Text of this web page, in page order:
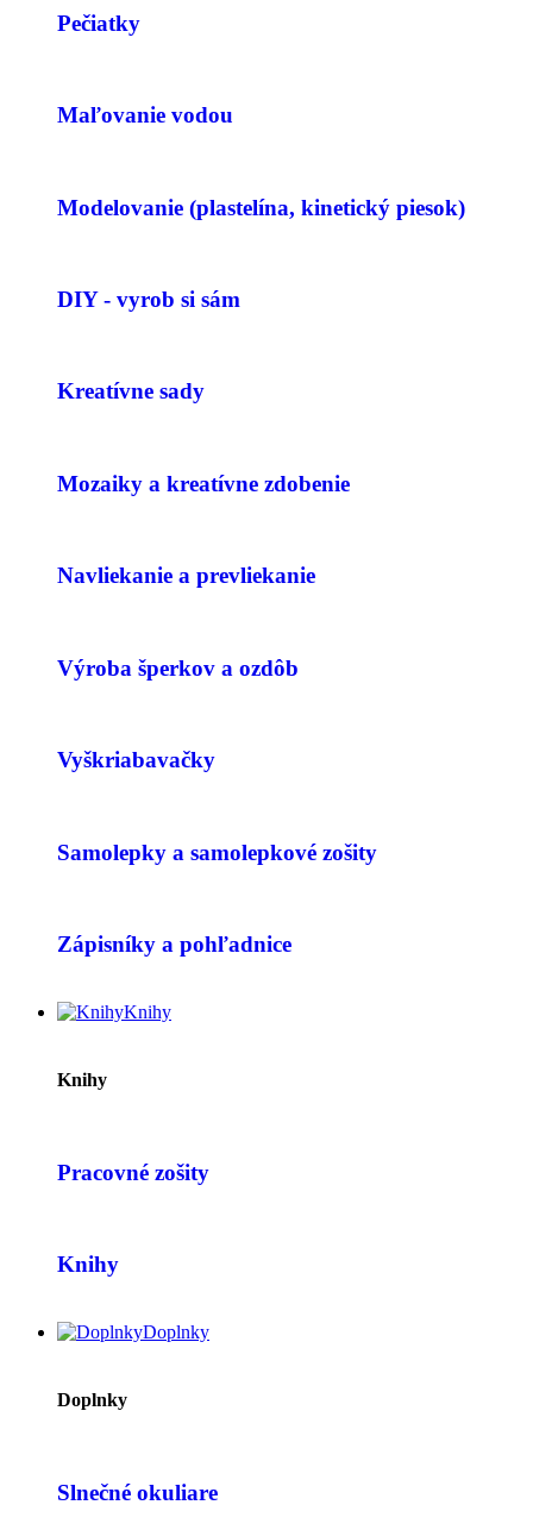
Pečiatky
Maľovanie vodou
Modelovanie (plastelína, kinetický piesok)
DIY - vyrob si sám
Kreatívne sady
Mozaiky a kreatívne zdobenie
Navliekanie a prevliekanie
Výroba šperkov a ozdôb
Vyškriabavačky
Samolepky a samolepkové zošity
Zápisníky a pohľadnice
Knihy
Knihy
Pracovné zošity
Knihy
Doplnky
Doplnky
Slnečné okuliare